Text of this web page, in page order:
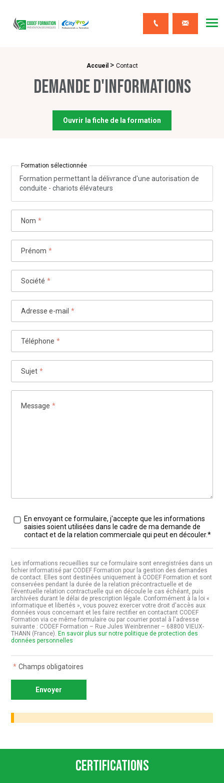
Contact
Accueil > Contact
Demande d'informations
Ouvrir la fiche de la formation
Formation sélectionnée
Formation permettant la délivrance d'une autorisation de
conduite - chariots élévateurs
Nom *
Prénom *
Société *
Adresse e-mail *
Téléphone *
Sujet *
Message *
Traitement des données *
En envoyant ce formulaire, j'accepte que les informations
saisies soient utilisées dans le cadre de ma demande de
contact et de la relation commerciale qui peut en découler.*
Les informations recueillies sur ce formulaire sont enregistrées dans un
fichier informatisé par CODEF Formation pour la gestion des demandes
de contact. Elles sont destinées uniquement à CODEF Formation et sont
conservées pendant la durée de la relation précontractuelle et de
l’éventuelle relation contractuelle qui en découle le cas échéant, puis
archivées durant le délai de prescription légale. Conformément à la loi «
informatique et libertés », vous pouvez exercer votre droit d'accès aux
données vous concernant et les faire rectifier en contactant CODEF
Formation via ce même formulaire ou par courrier postal à l'adresse
suivante : CODEF Formation – Rue Jules Weinbrenner – 68800 VIEUX-
THANN (France). En savoir plus sur notre politique de protection des
données personnelles
* Champs obligatoires
Certifications